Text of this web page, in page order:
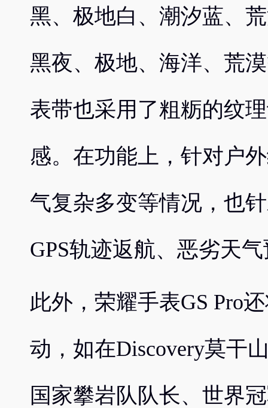
黑、极地白、潮汐蓝、
黑夜、极地、海洋、荒
表带也采用了粗粝的纹
感。在功能上，针对户
气复杂多变等情况，也
GPS轨迹返航、恶劣天
此外，荣耀手表GS Pro
动，如在Discovery莫干
国家攀岩队队长、世界